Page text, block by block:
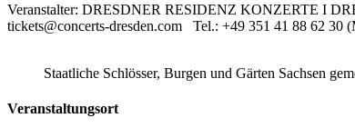
Veranstalter: DRESDNER RESIDENZ KONZERTE I
tickets@concerts-dresden.com Tel.: +49 351 41 88 62 30
Staatliche Schlösser, Burgen und Gärten Sachsen
Veranstaltungsort